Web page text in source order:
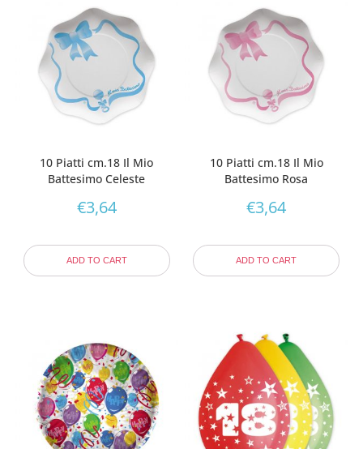
10 Piatti cm.18 Il Mio
Battesimo Celeste
€3,64
ADD TO CART
10 Piatti cm.18 Il Mio
Battesimo Rosa
€3,64
ADD TO CART